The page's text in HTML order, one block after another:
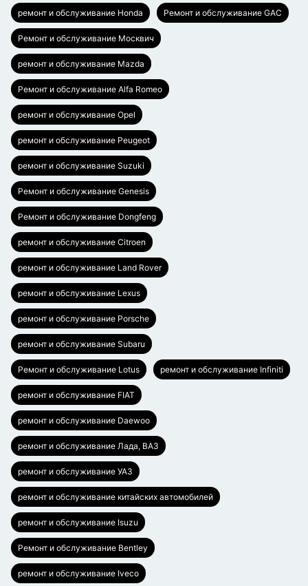
ремонт и обслуживание Honda Ремонт и обслуживание GAC
Ремонт и обслуживание Москвич
ремонт и обслуживание Mazda
Ремонт и обслуживание Alfa Romeo
ремонт и обслуживание Opel
ремонт и обслуживание Peugeot
ремонт и обслуживание Suzuki
Ремонт и обслуживание Genesis
Ремонт и обслуживание Dongfeng
ремонт и обслуживание Citroen
ремонт и обслуживание Land Rover
ремонт и обслуживание Lexus
ремонт и обслуживание Porsche
ремонт и обслуживание Subaru
Ремонт и обслуживание Lotus ремонт и обслуживание Infiniti
ремонт и обслуживание FIAT
ремонт и обслуживание Daewoo
ремонт и обслуживание Лада, ВАЗ
ремонт и обслуживание УАЗ
ремонт и обслуживание китайских автомобилей
ремонт и обслуживание Isuzu
Ремонт и обслуживание Bentley
ремонт и обслуживание Iveco